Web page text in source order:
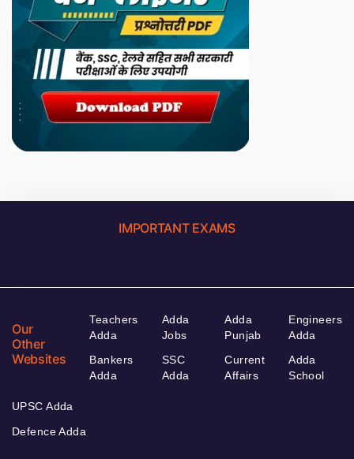
IMPORTANT EXAMS
Our
Other
Websites
Teachers
Adda
Bankers
Adda
Adda
Jobs
SSC
Adda
Adda
Punjab
Current
Affairs
Engineers
Adda
Adda
School
UPSC Adda
Defence Adda